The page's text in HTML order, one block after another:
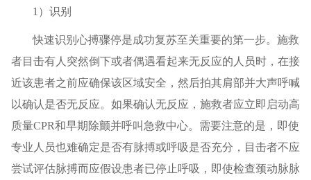
1）识别
快速识别心搏骤停是成功复苏至关重要的第一步。施救
者目击有人突然倒下或者偶遇看起来无反应的人员时，在接
近该患者之前应确保该区域安全，然后拍其肩部并大声呼喊
以确认是否无反应。如果确认无反应，施救者应立即启动高
质量CPR和早期除颤并呼叫急救中心。需要注意的是，即使
专业人员也难确定是否有脉搏或呼吸是否充分，目击者不应
尝试评估脉搏而应假设患者已停止呼吸，即使检查颈动脉脉